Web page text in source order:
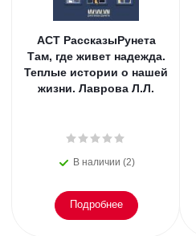
АСТ РассказыРунета
Там, где живет надежда.
Теплые истории о нашей
жизни. Лаврова Л.Л.
В наличии (2)
Подробнее